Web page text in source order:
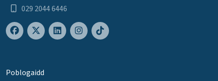
029 2044 6446
Poblogaidd